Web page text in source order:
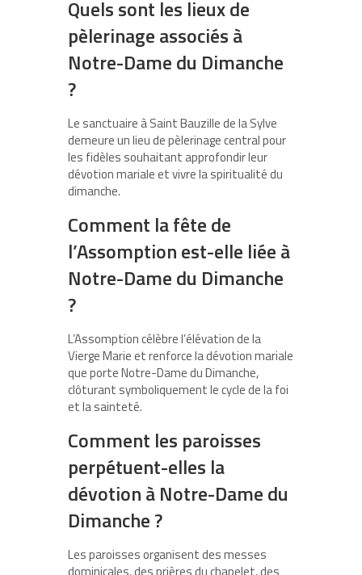
Quels sont les lieux de
pèlerinage associés à
Notre-Dame du Dimanche
?
Le sanctuaire à Saint Bauzille de la Sylve
demeure un lieu de pèlerinage central pour
les fidèles souhaitant approfondir leur
dévotion mariale et vivre la spiritualité du
dimanche.
Comment la fête de
l’Assomption est-elle liée à
Notre-Dame du Dimanche
?
L’Assomption célèbre l’élévation de la
Vierge Marie et renforce la dévotion mariale
que porte Notre-Dame du Dimanche,
clôturant symboliquement le cycle de la foi
et la sainteté.
Comment les paroisses
perpétuent-elles la
dévotion à Notre-Dame du
Dimanche ?
Les paroisses organisent des messes